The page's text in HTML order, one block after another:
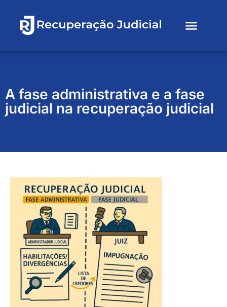
A fase administrativa e a fase
judicial na recuperação judicial